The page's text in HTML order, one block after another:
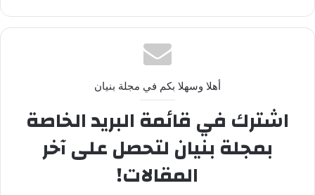
أهلا وسهلا بكم في مجلة بنيان
اشترك في قائمة البريد الخاصة
بمجلة بنيان لتحصل على آخر
المقالات!